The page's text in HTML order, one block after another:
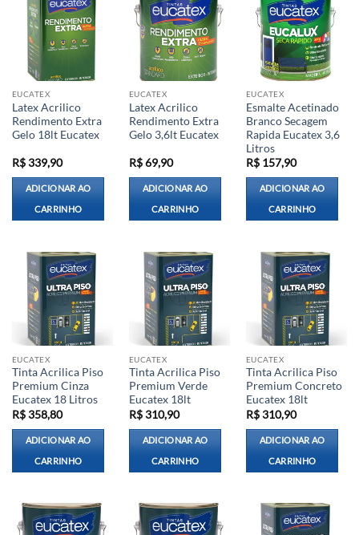
EUCATEX
Latex Acrilico
Rendimento Extra
Gelo 18lt Eucatex
R$339,90
ADICIONAR AO
CARRINHO
EUCATEX
Latex Acrilico
Rendimento Extra
Gelo 3,6lt Eucatex
R$69,90
ADICIONAR AO
CARRINHO
EUCATEX
Esmalte Acetinado
Branco Secagem
Rapida Eucatex 3,6
Litros
R$157,90
ADICIONAR AO
CARRINHO
EUCATEX
Tinta Acrilica Piso
Premium Cinza
Eucatex 18 Litros
R$358,80
ADICIONAR AO
CARRINHO
EUCATEX
Tinta Acrilica Piso
Premium Verde
Eucatex 18lt
R$310,90
ADICIONAR AO
CARRINHO
EUCATEX
Tinta Acrilica Piso
Premium Concreto
Eucatex 18lt
R$310,90
ADICIONAR AO
CARRINHO